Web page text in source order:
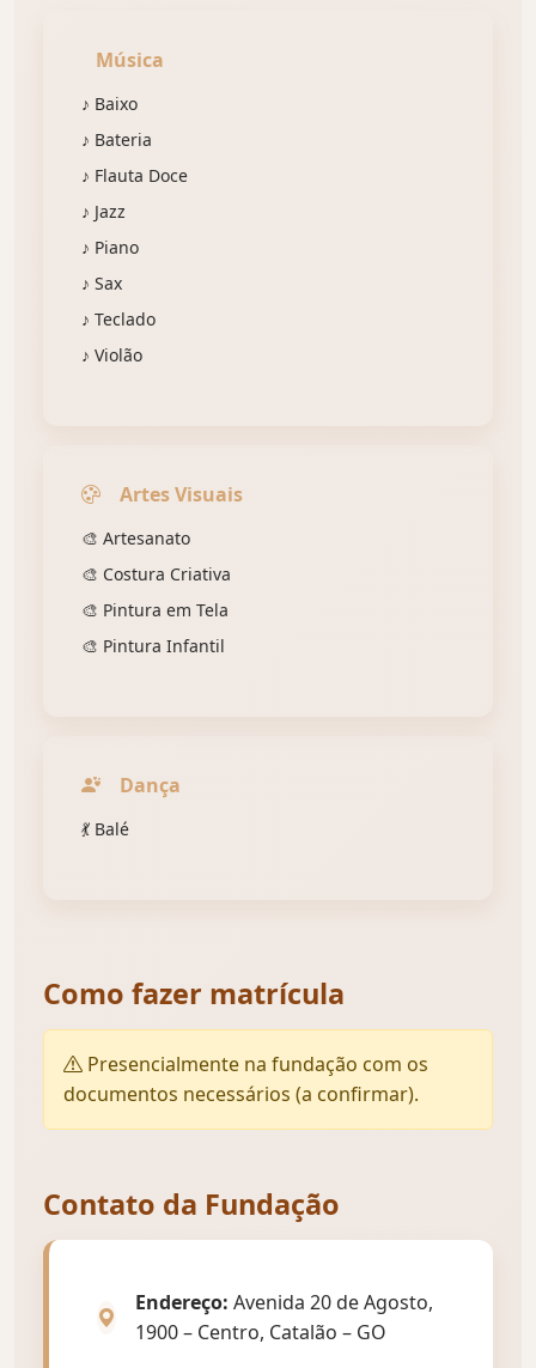
Música
♪ Baixo
♪ Bateria
♪ Flauta Doce
♪ Jazz
♪ Piano
♪ Sax
♪ Teclado
♪ Violão
Artes Visuais
🎨 Artesanato
🎨 Costura Criativa
🎨 Pintura em Tela
🎨 Pintura Infantil
Dança
💃 Balé
Como fazer matrícula
Presencialmente na fundação com os
documentos necessários (a confirmar).
Contato da Fundação
Endereço: Avenida 20 de Agosto,
1900 – Centro, Catalão – GO